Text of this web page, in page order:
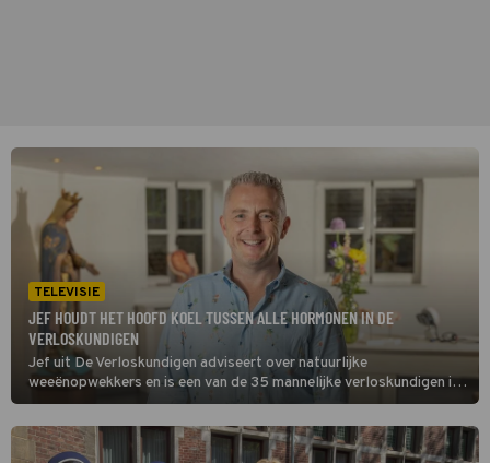
TELEVISIE
JEF HOUDT HET HOOFD KOEL TUSSEN ALLE HORMONEN IN DE
VERLOSKUNDIGEN
Jef uit De Verloskundigen adviseert over natuurlijke
weeënopwekkers en is een van de 35 mannelijke verloskundigen in
Nederland. Ziekenhuisseries en het boekje Vroedkunde Nu Ook
voor Jongens spoorden hem aan om verloskunde te studeren.